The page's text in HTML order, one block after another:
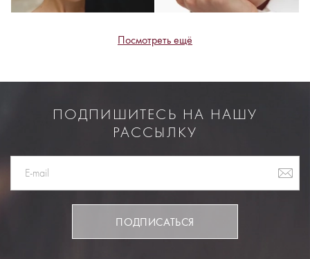
Посмотреть ещё
ПОДПИШИТЕСЬ НА НАШУ
РАССЫЛКУ
ПОДПИСАТЬСЯ